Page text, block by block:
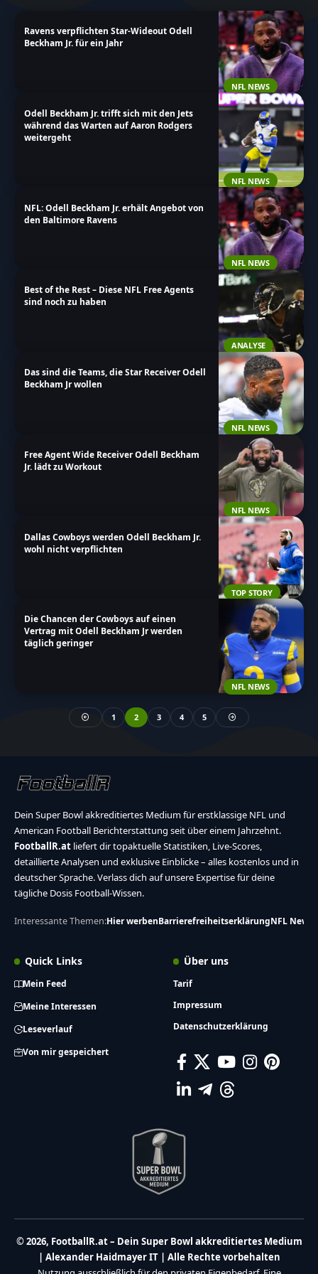
möchtest, diese Seite bietet dir alle relevanten
Informationen auf einen Blick. Stöbere durch unsere
Artikel und bleibe auf dem neuesten Stand über alles,
NFL NEWS
Ravens verpflichten Star-Wideout Odell
Beckham Jr. für ein Jahr
NFL NEWS
Odell Beckham Jr. trifft sich mit den Jets
während das Warten auf Aaron Rodgers
weitergeht
NFL NEWS
NFL: Odell Beckham Jr. erhält Angebot von
den Baltimore Ravens
ANALYSE
Best of the Rest – Diese NFL Free Agents
sind noch zu haben
NFL NEWS
Das sind die Teams, die Star Receiver Odell
Beckham Jr wollen
NFL NEWS
Free Agent Wide Receiver Odell Beckham
Jr. lädt zu Workout
TOP STORY
Dallas Cowboys werden Odell Beckham Jr.
wohl nicht verpflichten
NFL NEWS
Die Chancen der Cowboys auf einen
Vertrag mit Odell Beckham Jr werden
täglich geringer
1 2 3 4 5
Dein Super Bowl akkreditiertes Medium für erstklassige NFL und
American Football Berichterstattung seit über einem Jahrzehnt.
FootballR.at liefert dir topaktuelle Statistiken, Live-Scores,
detaillierte Analysen und exklusive Einblicke – alles kostenlos und in
deutscher Sprache. Verlass dich auf unsere Expertise für deine
tägliche Dosis Football-Wissen.
Interessante Themen:Hier werbenBarrierefreiheitserklärungNFL News
Quick Links
Mein Feed
Meine Interessen
Leseverlauf
Von mir gespeichert
Über uns
Tarif
Impressum
Datenschutzerklärung
© 2026, FootballR.at – Dein Super Bowl akkreditiertes Medium
| Alexander Haidmayer IT | Alle Rechte vorbehalten